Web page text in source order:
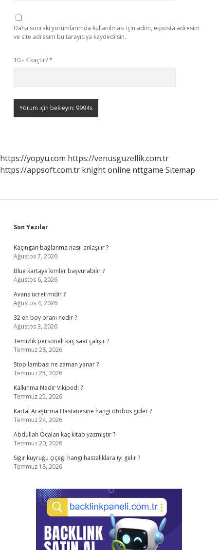
Daha sonraki yorumlarımda kullanılması için adım, e-posta adresim
ve site adresim bu tarayıcıya kaydedilsin.
10 - 4 kaçtır?*
https://yopyu.com https://venusguzellik.com.tr
https://appsoft.com.tr knight online nttgame Sitemap
Sidebar
Son Yazılar
Kaçıngan bağlanma nasıl anlaşılır ?
Ağustos 7, 2026
Blue kartaya kimler başvurabilir ?
Ağustos 6, 2026
Avans ücret midir ?
Ağustos 4, 2026
32 en boy oranı nedir ?
Ağustos 3, 2026
Temizlik personeli kaç saat çalışır ?
Temmuz 28, 2026
Stop lambası ne zaman yanar ?
Temmuz 25, 2026
Kalkınma Nedir Vikipedi ?
Temmuz 25, 2026
Kartal Araştırma Hastanesine hangi otobüs gider ?
Temmuz 24, 2026
Abdullah Öcalan kaç kitap yazmıştır ?
Temmuz 20, 2026
Sığır kuyruğu çiçeği hangi hastalıklara iyi gelir ?
Temmuz 18, 2026